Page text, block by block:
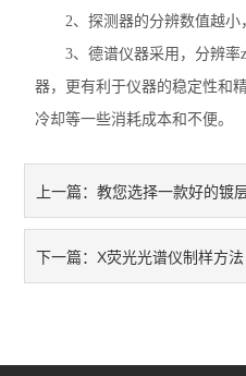
气质联用仪
RoHS2.0检测仪
2、探测器的分辨数值越小
3、德谱仪器采用，分辨率
器，更有利于仪器的稳定性和
冷却等一些消耗成本和不便。
上一篇：教您选择一款好的镀
下一篇：X荧光光谱仪制样方法